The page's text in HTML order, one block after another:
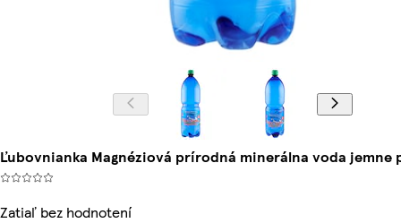
Ľubovnianka Magnéziová prírodná minerálna voda jemne
Zatiaľ bez hodnotení